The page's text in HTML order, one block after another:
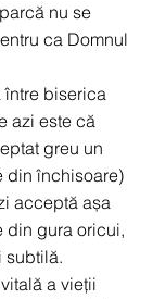
nu se
ca Domnul
între biserica
azi este că
greu un
din închisoare)
acceptă așa
din gura oricui,
subtilă.
a vieții